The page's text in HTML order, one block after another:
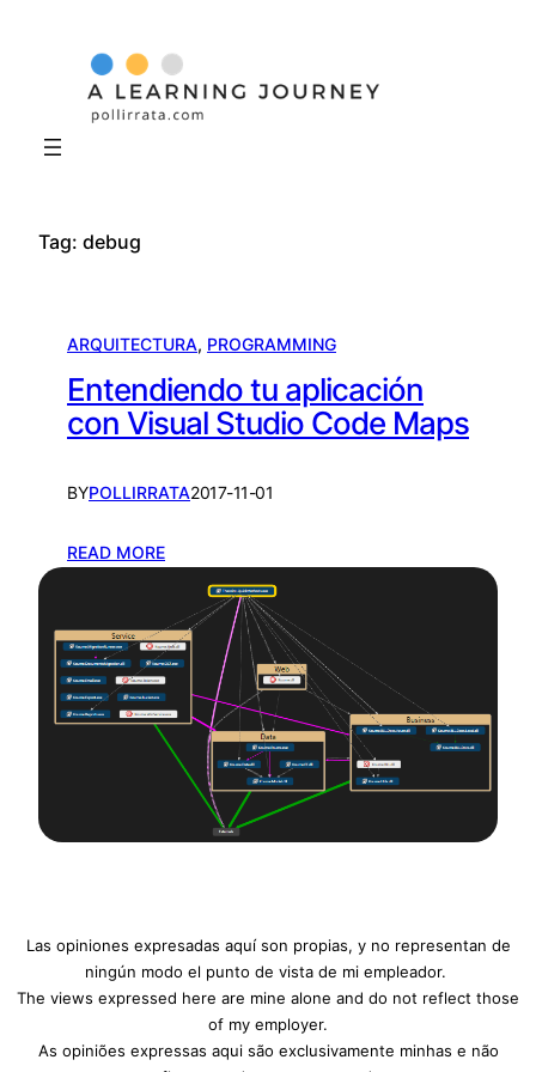
Tag: debug
ARQUITECTURA, PROGRAMMING
Entendiendo tu aplicación
con Visual Studio Code Maps
BYPOLLIRRATA2017-11-01
READ MORE:
t
e
n
d
i
d
a
p
l
c
Las opiniones expresadas aquí son propias, y no representan de
ningún modo el punto de vista de mi empleador.
The views expressed here are mine alone and do not reflect those
of my employer.
As opiniões expressas aqui são exclusivamente minhas e não